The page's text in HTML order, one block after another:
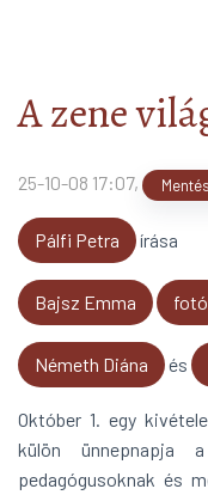
A zene
25-10-08 17:07,
Pálfi Petra írása
Bajsz Emma
Németh Diána és
Október 1. egy
külön ünnepnapja
pedagógusoknak és